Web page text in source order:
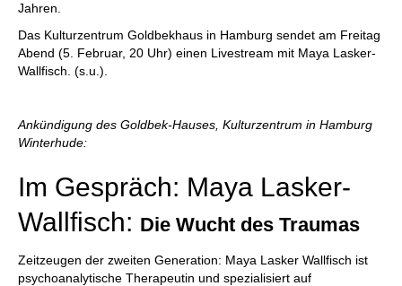
Jahren.
Das Kulturzentrum Goldbekhaus in Hamburg sendet am Freitag
Abend (5. Februar, 20 Uhr) einen Livestream mit Maya Lasker-
Wallfisch. (s.u.).
Ankündigung des Goldbek-Hauses, Kulturzentrum in Hamburg
Winterhude:
Im Gespräch: Maya Lasker-
Wallfisch: Die Wucht des Traumas
Zeitzeugen der zweiten Generation: Maya Lasker Wallfisch ist
psychoanalytische Therapeutin und spezialisiert auf